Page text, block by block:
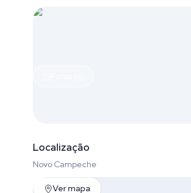
Localização
Novo Campeche
Ver mapa